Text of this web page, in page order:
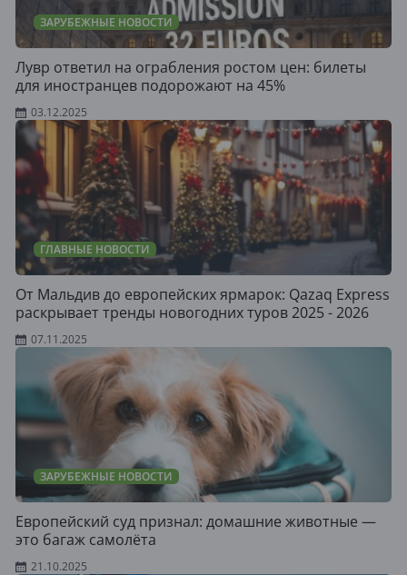
ЗАРУБЕЖНЫЕ НОВОСТИ
Лувр ответил на ограбления ростом цен: билеты
для иностранцев подорожают на 45%
03.12.2025
ГЛАВНЫЕ НОВОСТИ
От Мальдив до европейских ярмарок: Qazaq Express
раскрывает тренды новогодних туров 2025 - 2026
07.11.2025
ЗАРУБЕЖНЫЕ НОВОСТИ
Европейский суд признал: домашние животные —
это багаж самолёта
21.10.2025